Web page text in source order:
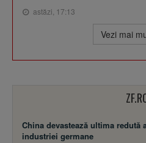
astăzi, 17:13
Vezi mai
China devastează ultima redută
industriei germane